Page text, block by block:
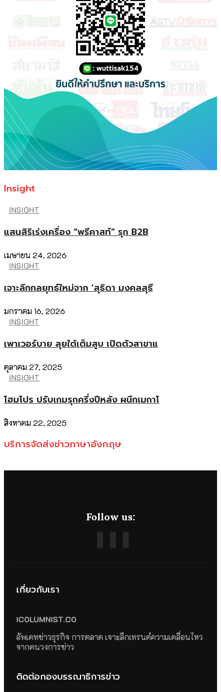
Insight
INSIGHT
แสนสิริเร่งเครื่อง “พรีคาสท์” รุก B2B
เมษายน 24, 2026
INSIGHT
เจาะลึกกลยุทธ์ใหม่จาก ‘สุธิดา มงคลสุธี
มกราคม 16, 2026
INSIGHT
เพาเวอร์บาย ลุยใต้เต็มสูบ เปิดตัวสาขาแ
ตุลาคม 27, 2025
INSIGHT
โฮมโปร ปรับเกมรุกครึ่งปีหลัง ผนึกเมกาโ
สิงหาคม 22, 2025
บริการจัดส่งข่าวภาษาอังกฤษ
Follow us:
เกี่ยวกับเรา
ICOLUMNIST.CO
อัพเดทข่าวธุรกิจ การตลาด เจาะลึกเทรนด์ความเคลื่อนไหว
จากคนวงการข่าว
ติดต่อกองบรรณาธิการข่าว